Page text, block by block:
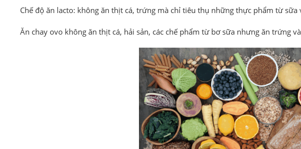
Chế độ ăn lacto: không ăn thịt cá, trứng mà chỉ tiêu thụ những thực phẩm từ sữa
Ăn chay ovo không ăn thịt cá, hải sản, các chế phẩm từ bơ sữa nhưng ăn trứng